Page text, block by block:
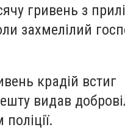
гривень з
захмелілий
крадій встиг
видав